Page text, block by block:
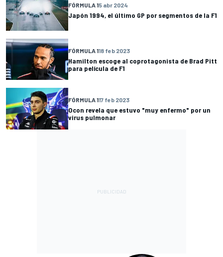
FÓRMULA 15 abr 2024
Japón 1994, el último GP por segmentos de la F1
FÓRMULA 118 feb 2023
Hamilton escoge al coprotagonista de Brad Pitt
para película de F1
FÓRMULA 117 feb 2023
Ocon revela que estuvo "muy enfermo" por un
virus pulmonar